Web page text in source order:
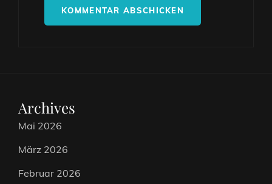
Archives
Mai 2026
März 2026
Februar 2026